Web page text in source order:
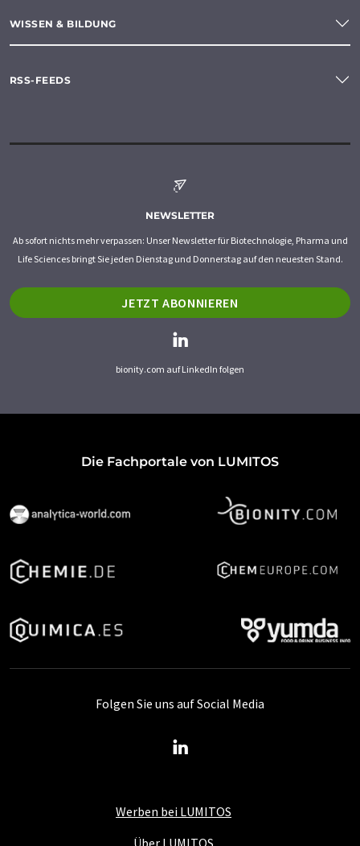
WISSEN & BILDUNG
RSS-FEEDS
NEWSLETTER
Ab sofort nichts mehr verpassen: Unser Newsletter für Biotechnologie, Pharma und
Life Sciences bringt Sie jeden Dienstag und Donnerstag auf den neuesten Stand.
JETZT ABONNIEREN
bionity.com auf LinkedIn folgen
Die Fachportale von LUMITOS
Werben bei LUMITOS
Folgen Sie uns auf Social Media